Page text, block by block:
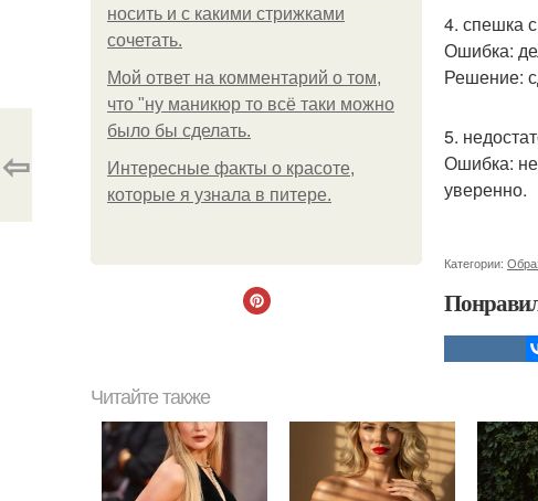
носить и с какими стрижками
сочетать.
Мой ответ на комментарий о том,
что "ну маникюр то всё таки можно
было бы сделать.
Интересные факты о красоте,
которые я узнала в питере.
4. спешка
Ошибка:
Решение:
5.
Ошибка:
уверенно.
Категории:
⇦
Читайте также